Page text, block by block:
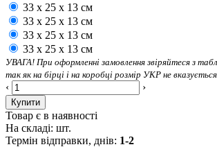
33 х 25 х 13 см
33 х 25 х 13 см
33 х 25 х 13 см
33 х 25 х 13 см
УВАГА! При оформленні замовлення звіряйтеся з
так як на бірці і на коробці розмір УКР не вказується.
‹ ›
Купити
Товар є в наявності
На складі: шт.
Термін відправки, днів: 1-2